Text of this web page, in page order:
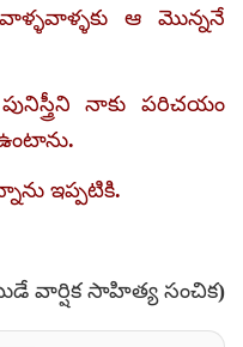
ఆ మొన్ననే
నాకు పరిచయం
ఇప్పటికి.
వార్షిక సాహిత్య సంచిక)